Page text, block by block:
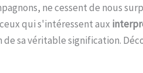
ne cessent de nous
qui s'intéressent aux
de sa véritable signification.